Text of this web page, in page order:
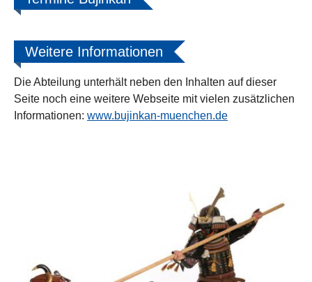
Weitere Informationen
Die Abteilung unterhält neben den Inhalten auf dieser
Seite noch eine weitere Webseite mit vielen zusätzlichen
Informationen: www.bujinkan-muenchen.de